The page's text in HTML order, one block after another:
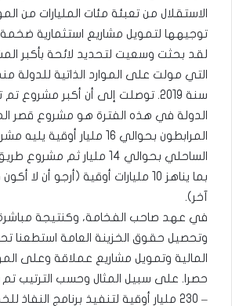
الاستقلال من تعبئة مئات المليارات من
توجيهها لتمويل مشاريع استثمارية
لقد بحثت وسعيت لتحديد لائحة بأكبر
التي مولت على الموارد الذاتية للدولة
سنة 2019. توصلت إلى أن أكبر مشروع
الدولة في هذه الفترة هو مشروع قصر
المرابطون بحوالي 16 مليار
الساحلي بحوالي 14 مليار ثم
بما يناهز 10 مليارات أوقية (أرجو أن
آخر).
في عهد صاحب الفخامة، وكنتيجة مباشرة
وتحصيل حقوق الخزينة العامة استطعنا
المالية وتمويل مشاريع عملاقة وعلى
حصرا. على سبيل المثال وحسب الترتيب
– 230 مليار أوقية لتنفيذ برنامج النفاذ